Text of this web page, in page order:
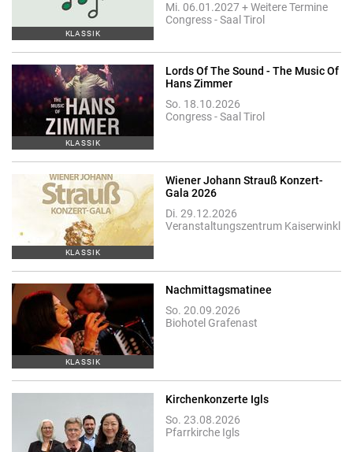
KLASSIK
Mi. 06.01.2027 + Weitere Termine
Congress - Saal Tirol
KLASSIK
Lords Of The Sound - The Music Of
Hans Zimmer
So. 18.10.2026
Congress - Saal Tirol
KLASSIK
Wiener Johann Strauß Konzert-
Gala 2026
Di. 29.12.2026
Veranstaltungszentrum Kaiserwinkl
KLASSIK
Nachmittagsmatinee
So. 20.09.2026
Biohotel Grafenast
Kirchenkonzerte Igls
So. 23.08.2026
Pfarrkirche Igls